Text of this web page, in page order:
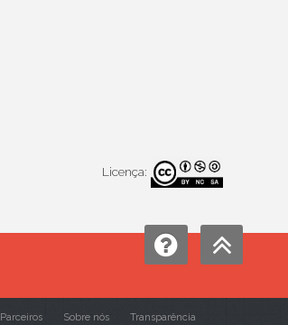
Licença:
Parceiros Sobre nós Transparência